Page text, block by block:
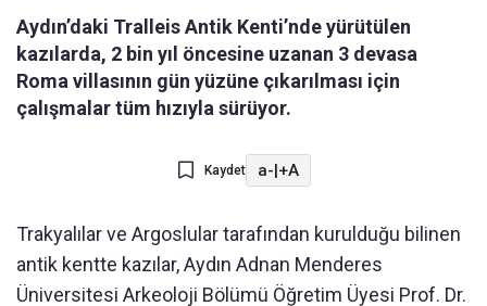
Aydın’daki Tralleis Antik Kenti’nde yürütülen
kazılarda, 2 bin yıl öncesine uzanan 3 devasa
Roma villasının gün yüzüne çıkarılması için
çalışmalar tüm hızıyla sürüyor.
Kaydet a-|+A
Trakyalılar ve Argoslular tarafından kurulduğu bilinen
antik kentte kazılar, Aydın Adnan Menderes
Üniversitesi Arkeoloji Bölümü Öğretim Üyesi Prof. Dr.